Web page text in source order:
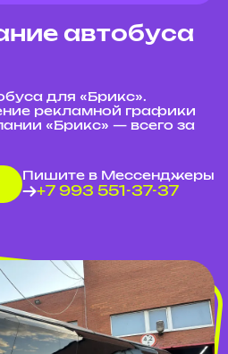
автобуса
для «Брикс».
рекламной графики
«Брикс» — всего за
Пишите в Мессенджеры
+7 993 551-37-37